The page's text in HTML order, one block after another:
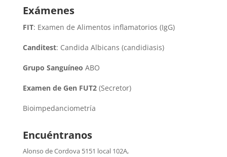
Exámenes
FIT: Examen de Alimentos inflamatorios (IgG)
Canditest: Candida Albicans (candidiasis)
Grupo Sanguíneo ABO
Examen de Gen FUT2(Secretor)
Bioimpedanciometría
Encuéntranos
Alonso de Cordova 5151 local 102A,